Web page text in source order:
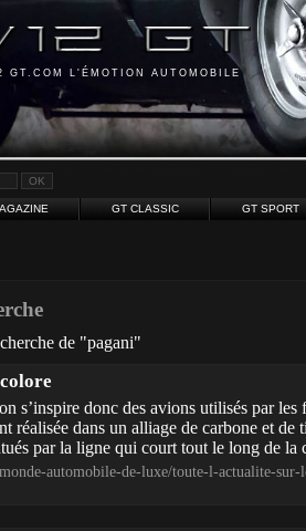
GT.COM L'ÉMOTION AUTOMOBILE
GT CLASSIC GT SPORT
de "pagani"
s’inspire donc des avions utilisés par les
réalisée dans un alliage de carbone et de
par la ligne qui court tout le long de la
automobile-de-luxe/toute-l-actualite-